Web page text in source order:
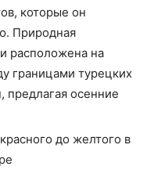
которые он
Природная
расположена на
границами турецких
предлагая осенние